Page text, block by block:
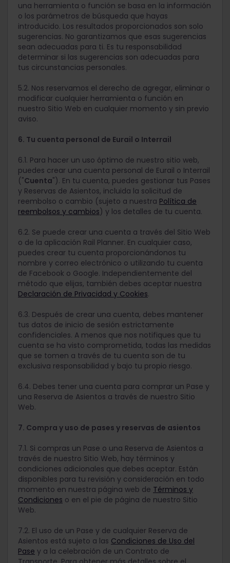
una herramienta o función se basa en la información
o los parámetros de búsqueda que hayas
introducido. Los resultados proporcionados son solo
sugerencias. No garantizamos que esas sugerencias
sean adecuadas para ti. Es tu responsabilidad
determinar si las sugerencias son adecuadas para
tus circunstancias personales.
5.2. Nos reservamos el derecho de agregar, eliminar o
modificar cualquier herramienta o función en
nuestro Sitio Web en cualquier momento y sin previo
aviso.
6. Tu cuenta personal de Eurail o Interrail
6.1. Para hacer un uso óptimo de nuestro sitio web,
puedes crear una cuenta personal de Eurail o Interrail
("Cuenta"). En tu cuenta, puedes gestionar tus Pases
y Reservas de Asientos, incluida la solicitud de
reembolso o cambio (sujeto a nuestra Política de
reembolsos y cambios) y los detalles de tu cuenta.
6.2. Se puede crear una cuenta a través del Sitio Web
o de la aplicación Rail Planner. En cualquier caso,
puedes crear tu cuenta proporcionándonos tu
nombre y correo electrónico o utilizando tu cuenta
de Facebook o Google. Independientemente del
método que elijas, también debes aceptar nuestra
Declaración de Privacidad y Cookies.
6.3. Después de crear una cuenta, debes mantener
tus datos de inicio de sesión estrictamente
confidenciales. A menos que nos notifiques que tu
cuenta se ha visto comprometida, todas las medidas
que se tomen a través de tu cuenta son de tu
exclusiva responsabilidad y bajo tu propio riesgo.
6.4. Debes tener una cuenta para comprar un Pase y
una Reserva de Asientos a través de nuestro Sitio
Web.
7. Compra y uso de pases y reservas de asientos
7.1. Si compras un Pase o una Reserva de Asientos a
través de nuestro Sitio Web, hay términos y
condiciones adicionales que debes aceptar. Están
disponibles para tu revisión y consideración en todo
momento en nuestra página web de Términos y
Condiciones o en el pie de página de nuestro Sitio
Web.
7.2. El uso de un Pase y de cualquier Reserva de
Asientos está sujeto a las Condiciones de Uso del
Pase y a la celebración de un Contrato de